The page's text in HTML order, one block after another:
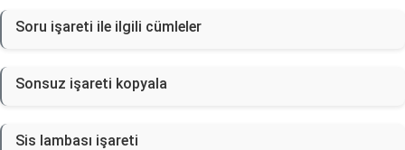
Soru işareti ile ilgili cümleler
Sonsuz işareti kopyala
Sis lambası işareti